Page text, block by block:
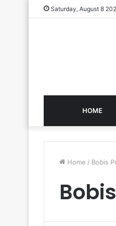
Saturday, August 8
HOME
Home / Bobis